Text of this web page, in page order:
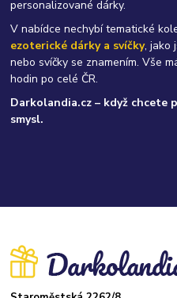
personalizované dárky.
V nabídce nechybí tematické
ezoterické dárky a svíčky, jako
nebo svíčky se znamením. Vše
hodin po celé ČR.
Darkolandia.cz – když chcete
smysl.